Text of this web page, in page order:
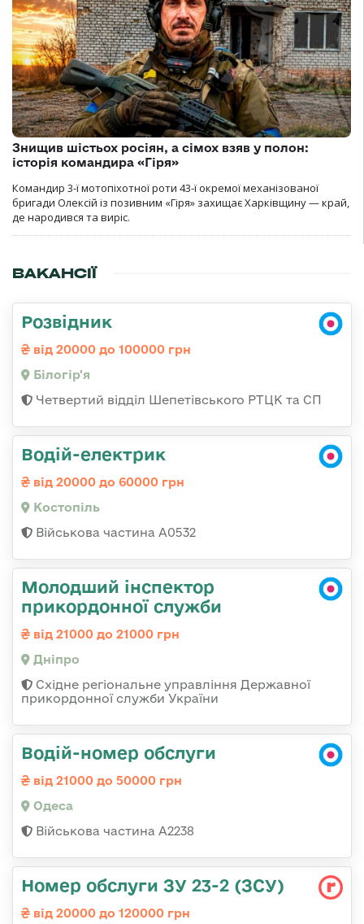
Знищив шістьох росіян, а сімох взяв у полон:
історія командира «Гіря»
Командир 3-ї мотопіхотної роти 43-ї окремої механізованої
бригади Олексій із позивним «Гіря» захищає Харківщину — край,
де народився та виріс.
ВАКАНСІЇ
Розвідник
від 20000 до 100000 грн
Білогір'я
Четвертий відділ Шепетівського РТЦК та СП
Водій-електрик
від 20000 до 60000 грн
Костопіль
Військова частина А0532
Молодший інспектор
прикордонної служби
від 21000 до 21000 грн
Дніпро
Східне регіональне управління Державної
прикордонної служби України
Водій-номер обслуги
від 21000 до 50000 грн
Одеса
Військова частина А2238
Номер обслуги ЗУ 23-2 (ЗСУ)
від 20000 до 120000 грн